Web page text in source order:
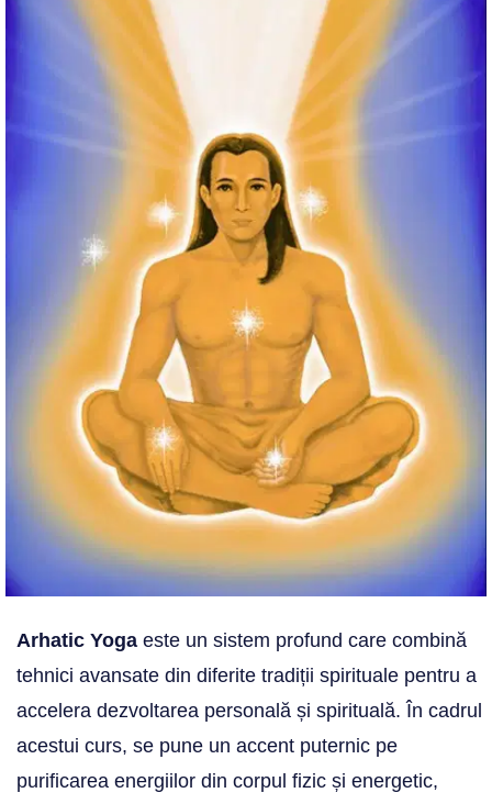
Arhatic Yoga este un sistem profund care combină
tehnici avansate din diferite tradiții spirituale pentru a
accelera dezvoltarea personală și spirituală. În cadrul
acestui curs, se pune un accent puternic pe
purificarea energiilor din corpul fizic și energetic,